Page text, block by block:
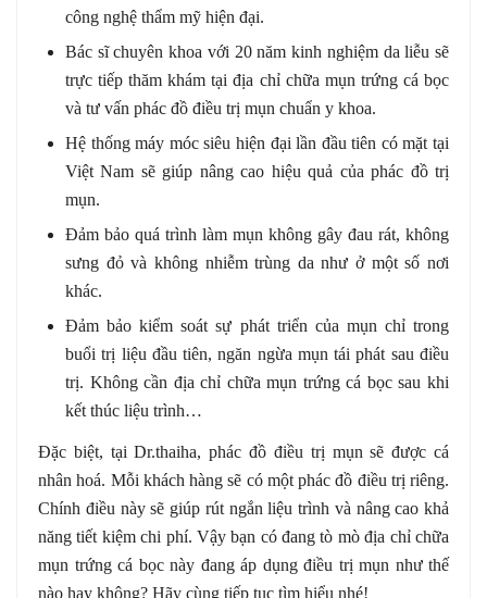
công nghệ thẩm mỹ hiện đại.
Bác sĩ chuyên khoa với 20 năm kinh nghiệm da liễu sẽ
trực tiếp thăm khám tại địa chỉ chữa mụn trứng cá bọc
và tư vấn phác đồ điều trị mụn chuẩn y khoa.
Hệ thống máy móc siêu hiện đại lần đầu tiên có mặt tại
Việt Nam sẽ giúp nâng cao hiệu quả của phác đồ trị
mụn.
Đảm bảo quá trình làm mụn không gây đau rát, không
sưng đỏ và không nhiễm trùng da như ở một số nơi
khác.
Đảm bảo kiểm soát sự phát triển của mụn chỉ trong
buổi trị liệu đầu tiên, ngăn ngừa mụn tái phát sau điều
trị. Không cần địa chỉ chữa mụn trứng cá bọc sau khi
kết thúc liệu trình…
Đặc biệt, tại Dr.thaiha, phác đồ điều trị mụn sẽ được cá
nhân hoá. Mỗi khách hàng sẽ có một phác đồ điều trị riêng.
Chính điều này sẽ giúp rút ngắn liệu trình và nâng cao khả
năng tiết kiệm chi phí. Vậy bạn có đang tò mò địa chỉ chữa
mụn trứng cá bọc này đang áp dụng điều trị mụn như thế
nào hay không? Hãy cùng tiếp tục tìm hiểu nhé!